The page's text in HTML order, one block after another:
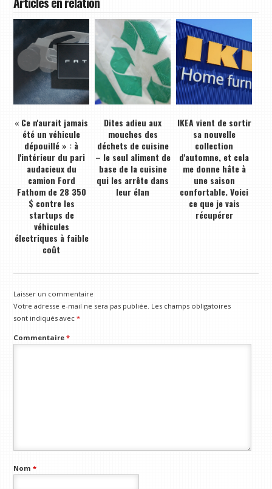
« Ce n'aurait jamais
été un véhicule
dépouillé » : à
l'intérieur du pari
audacieux du
camion Ford
Fathom de 28 350
$ contre les
startups de
véhicules
électriques à faible
coût
Dites adieu aux
mouches des
déchets de cuisine
– le seul aliment de
base de la cuisine
qui les arrête dans
leur élan
IKEA vient de sortir
sa nouvelle
collection
d'automne, et cela
me donne hâte à
une saison
confortable. Voici
ce que je vais
récupérer
Laisser un commentaire
Votre adresse e-mail ne sera pas publiée. Les champs obligatoires
sont indiqués avec*
Commentaire*
Nom*